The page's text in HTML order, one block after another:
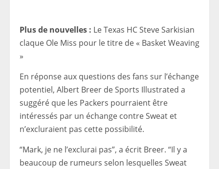
Plus de nouvelles : Le Texas HC Steve Sarkisian
claque Ole Miss pour le titre de « Basket Weaving
»
En réponse aux questions des fans sur l’échange
potentiel, Albert Breer de Sports Illustrated a
suggéré que les Packers pourraient être
intéressés par un échange contre Sweat et
n’excluraient pas cette possibilité.
“Mark, je ne l’exclurai pas”, a écrit Breer. “Il y a
beaucoup de rumeurs selon lesquelles Sweat